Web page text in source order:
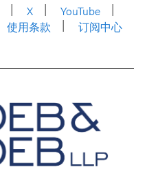
X
YouTube
使用条款 订阅中心